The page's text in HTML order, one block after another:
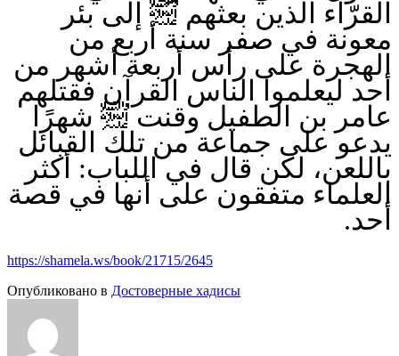
القرّاء الذين بعثهم ﵊ إلى بئر
معونة في صفر سنة أربع من
الهجرة على رأس أربعة أشهر من
أحد ليعلموا الناس القرآن فقتلهم
عامر بن الطفيل وقنت ﵊ شهرًا
يدعو على جماعة من تلك القبائل
باللعن، لكن قال في اللباب: أكثر
العلماء متفقون على أنها في قصة
أحد.
https://shamela.ws/book/21715/2645
Опубликовано в Достоверные хадисы